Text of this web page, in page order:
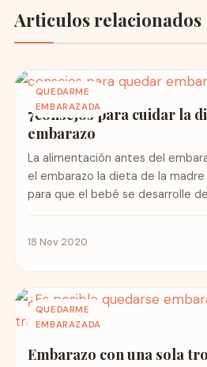
Articulos relacionados
QUEDARME
EMBARAZADA
7consejos para cuidar la
embarazo
La alimentación antes del
el embarazo la dieta de la
para que el bebé se desarrolle
18 Nov 2020
QUEDARME
EMBARAZADA
Embarazo con una sola